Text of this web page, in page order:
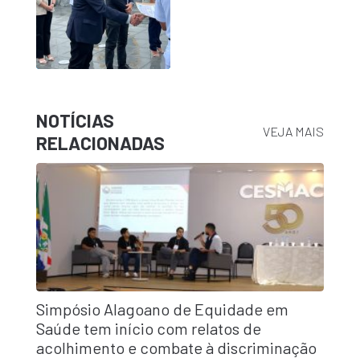
NOTÍCIAS
RELACIONADAS
VEJA MAIS
Simpósio Alagoano de Equidade em
Saúde tem início com relatos de
acolhimento e combate à discriminação